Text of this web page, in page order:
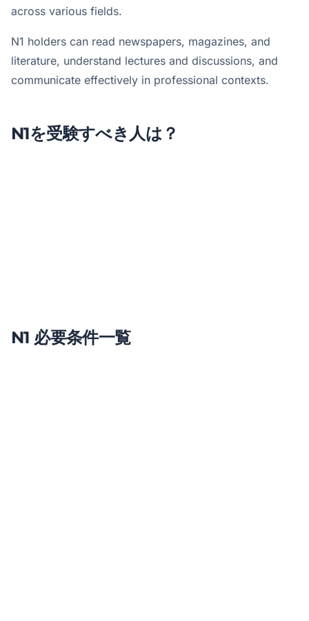
across various fields.
N1 holders can read newspapers, magazines, and
literature, understand lectures and discussions, and
communicate effectively in professional contexts.
N1を受験すべき人は？
N1 必要条件一覧